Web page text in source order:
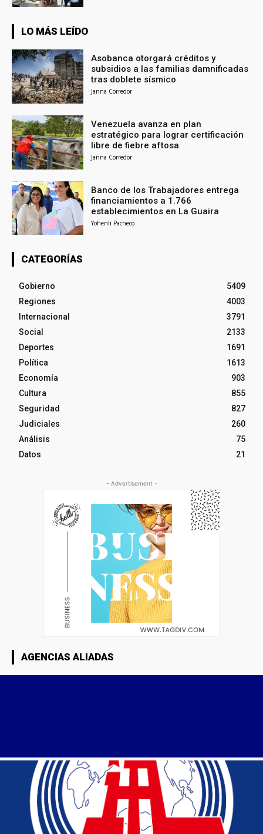
LO MÁS LEÍDO
Asobanca otorgará créditos y
subsidios a las familias damnificadas
tras doblete sísmico
Janna Corredor
Venezuela avanza en plan
estratégico para lograr certificación
libre de fiebre aftosa
Janna Corredor
Banco de los Trabajadores entrega
financiamientos a 1.766
establecimientos en La Guaira
Yohenli Pacheco
CATEGORÍAS
Gobierno
5409
Regiones
4003
Internacional
3791
Social
2133
Deportes
1691
Política
1613
Economía
903
Cultura
855
Seguridad
827
Judiciales
260
Análisis
75
Datos
21
- Advertisement -
AGENCIAS ALIADAS